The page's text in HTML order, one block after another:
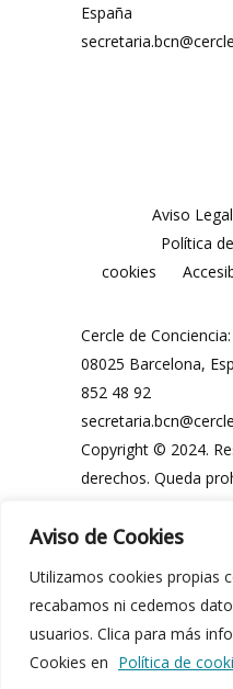
Aviso de Cookies
Utilizamos cookies propias
recabamos ni cedemos
usuarios. Clica para más
Cookies en Política de
España
Aviso Legal
Política
cookies
Cercle de
08025 Barcelona,
852 48 92
Copyright © 2024.
derechos. Queda
utilización, total o
sin previa y expresa
del Cercle de
propietarios.